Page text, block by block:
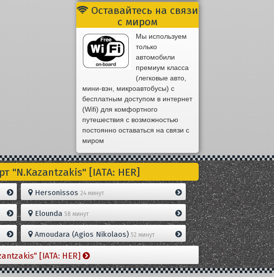
Оставайтесь на связи
с миром
Мы используем
только
автомобили
премиум класса
(легковые авто,
мини-вэн, микроавтобусы) с
бесплатным доступом в интернет
(Wifi) для комфортного
путешествия с возможностью
постоянно оставаться на связи с
миром
"N.Kazantzakis" [IATA: HER]
Hersonissos24 минут
Elounda58 минут
Amoudara (Agios Nikolaos)52 минут
[IATA: HER]